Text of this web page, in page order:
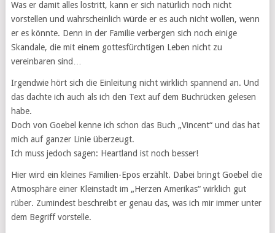
Was er damit alles lostritt, kann er sich natürlich noch nicht
vorstellen und wahrscheinlich würde er es auch nicht wollen, wenn
er es könnte. Denn in der Familie verbergen sich noch einige
Skandale, die mit einem gottesfürchtigen Leben nicht zu
vereinbaren sind…
Irgendwie hört sich die Einleitung nicht wirklich spannend an. Und
das dachte ich auch als ich den Text auf dem Buchrücken gelesen
habe.
Doch von Goebel kenne ich schon das Buch „Vincent“ und das hat
mich auf ganzer Linie überzeugt.
Ich muss jedoch sagen: Heartland ist noch besser!
Hier wird ein kleines Familien-Epos erzählt. Dabei bringt Goebel die
Atmosphäre einer Kleinstadt im „Herzen Amerikas“ wirklich gut
rüber. Zumindest beschreibt er genau das, was ich mir immer unter
dem Begriff vorstelle.